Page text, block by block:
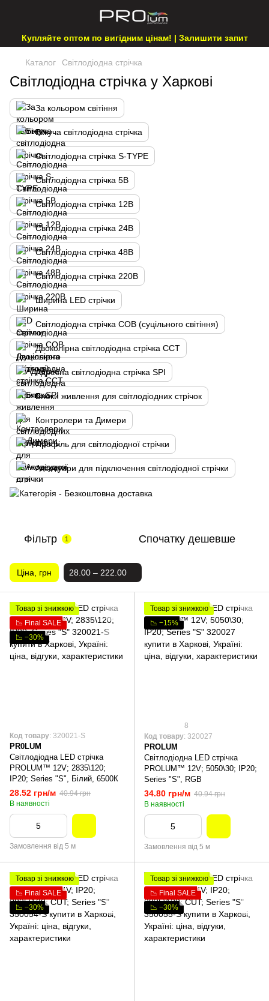
Купляйте оптом по вигідним цінам! | Залишити запит
Каталог Світлодіодна стрічка
Світлодіодна стрічка у Харкові
За кольором світіння
Біжуча світлодіодна стрічка
Світлодіодна стрічка S-TYPE
Світлодіодна стрічка 5В
Світлодіодна стрічка 12В
Світлодіодна стрічка 24В
Світлодіодна стрічка 48В
Світлодіодна стрічка 220В
Ширина LED стрічки
Світлодіодна стрічка COB (суцільного світіння)
Двоколірна cвітлодіодна стрічка CCT
Адресна світлодіодна стрічка SPI
Блоки живлення для світлодіодних стрічок
Контролери та Димери
Профіль для світлодіодної стрічки
Аксесуари для підключення світлодіодної стрічки
Фільтр 1 Спочатку дешевше
Ціна, грн 28.00 – 222.00
Товар зі знижкою
📉 Final SALE
📉 −30%
Код товару: 320021-S
PR0LUM
Світлодіодна LED стрічка
PROLUM™ 12V; 2835\120;
IP20; Series "S", Білий, 6500К
28.52 грн/м 40.94 грн
В наявності
Замовлення від 5 м
Товар зі знижкою
📉 −15%
8
Код товару: 320027
PROLUM
Світлодіодна LED стрічка
PROLUM™ 12V; 5050\30; IP20;
Series "S", RGB
34.80 грн/м 40.94 грн
В наявності
Замовлення від 5 м
Товар зі знижкою
📉 Final SALE
📉 −30%
Товар зі знижкою
📉 Final SALE
📉 −30%